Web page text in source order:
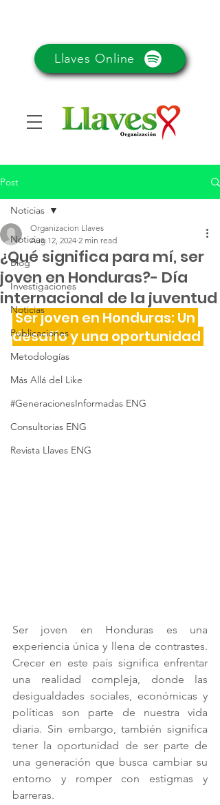
Llaves Online
Post
Noticias
Blog
Investigaciones
Noticias
Publicaciones
Metodologías
Más Allá del Like
#GeneracionesInformadas ENG
Consultorias ENG
Revista Llaves ENG
Noticias
¿Qué significa para mí, ser
joven en Honduras?- Día
internacional de la juventud
Organizacion Llaves
Aug 12, 2024 2 min read
Ser joven en Honduras: Un
desafío y una oportunidad
Ser joven en Honduras es una
experiencia única y llena de contrastes.
Crecer en este país significa enfrentar
una realidad compleja, donde las
desigualdades sociales, económicas y
políticas son parte de nuestra vida
diaria. Sin embargo, también significa
tener la oportunidad de ser parte de
una generación que busca cambiar su
entorno y romper con estigmas y
barreras.